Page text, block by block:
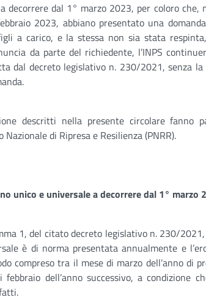
decorrere dal 1° marzo 2023, per coloro che,
2023, abbiano presentato una
a carico, e la stessa non sia stata
da parte del richiedente, l’INPS
dal decreto legislativo n. 230/2021, senza la
descritti nella presente circolare fanno
di Ripresa e Resilienza (PNRR).
unico e universale a decorrere dal 1° marzo
1, del citato decreto legislativo n. 230/
è di norma presentata annualmente e
compreso tra il mese di marzo dell’anno di
dell’anno successivo, a condizione